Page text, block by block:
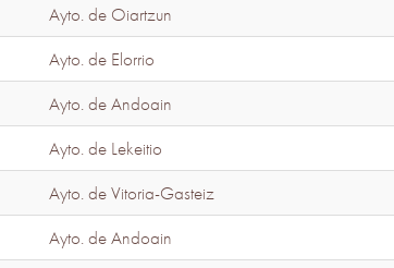
Ayto. de Oiartzun
Ayto. de Elorrio
Ayto. de Andoain
Ayto. de Lekeitio
Ayto. de Vitoria-Gasteiz
Ayto. de Andoain